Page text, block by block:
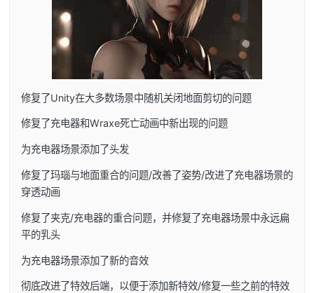
修复了Unity在大多数场景中随机关闭地面剪切的问题
修复了充电器和Wraxe死亡动画中新出现的问题
为充电器场景添加了头发
修复了玛瑙与地面重合的问题/改善了姿势/改进了充电器场景的
穿透动画
修复了夹克/充电器的重合问题，并修复了充电器场景中永远扁
平的乳头
为充电器场景添加了新的音效
彻底改进了特效后端，以便于添加新特效/修复一些之前的特效